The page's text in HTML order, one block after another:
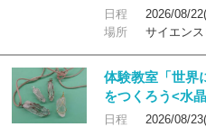
日程
2026/08/
場所
サイエン
体験教室「世界
をつくろう<水
日程
2026/08/